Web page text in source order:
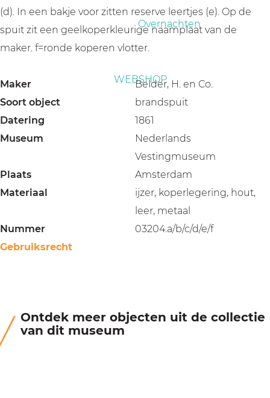
Overnachten
WEBSHOP
(d). In een bakje voor zitten reserve leertjes (e). Op de
spuit zit een geelkoperkleurige naamplaat van de
maker. f=ronde koperen vlotter.
Maker
Belder, H. en Co.
Soort object
brandspuit
Datering
1861
Museum
Nederlands
Vestingmuseum
Plaats
Amsterdam
Materiaal
ijzer, koperlegering, hout,
leer, metaal
Nummer
03204.a/b/c/d/e/f
Gebruiksrecht
Ontdek meer objecten uit de collectie
van dit museum